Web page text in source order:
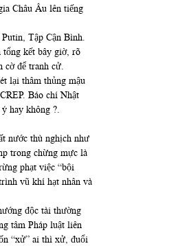
Châu Âu lên tiếng
Tập Cận Bình.
tổng kết bây giờ, rõ
cờ để tranh cử.
lại thâm thủng mậu
Báo chí Nhật
hay không ?.
nước thù nghịch như
trong chừng mực là
phạt việc “bội
vũ khí hạt nhân và
độc tài thường
tâm Pháp luật liên
“xử” ai thì xử, đuổi